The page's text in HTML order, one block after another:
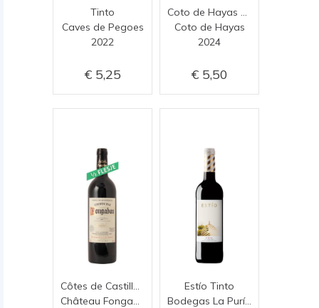
Tinto
Caves de Pegoes
2022
5,25
Coto de Hayas Tinto Joven
Coto de Hayas
2024
5,50
Côtes de Castillon (0,375)
Château Fongaban
Estío Tinto
Bodegas La Purísima